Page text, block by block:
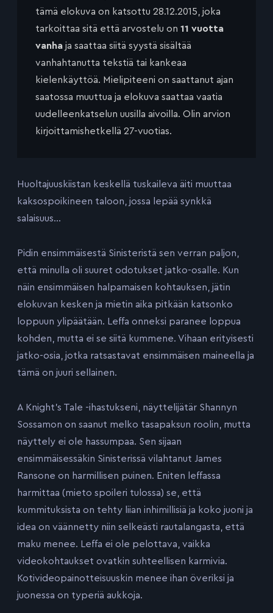
tämä elokuva on katsottu 28.12.2015, joka
tarkoittaa sitä että arvostelu on 11 vuotta
vanha ja saattaa siitä syystä sisältää
vanhahtanutta tekstiä tai kankeaa
kielenkäyttöä. Mielipiteeni on saattanut ajan
saatossa muuttua ja elokuva saattaa vaatia
uudelleenkatselun uusilla aivoilla. Olin arvion
kirjoittamishetkellä 27-vuotias.
Huoltajuuskiistan keskellä tuskaileva äiti muuttaa
kaksospoikineen taloon, jossa lepää synkkä
salaisuus…
Pidin ensimmäisestä Sinisteristä sen verran paljon,
että minulla oli suuret odotukset jatko-osalle. Kun
näin ensimmäisen halpamaisen kohtauksen, jätin
elokuvan kesken ja mietin aika pitkään katsonko
loppuun ylipäätään. Leffa onneksi paranee loppua
kohden, mutta ei se siitä kummene. Vihaan erityisesti
jatko-osia, jotka ratsastavat ensimmäisen maineella ja
tämä on juuri sellainen.
A Knight’s Tale -ihastukseni, näyttelijätär Shannyn
Sossamon on saanut melko tasapaksun roolin, mutta
näyttely ei ole hassumpaa. Sen sijaan
ensimmäisessäkin Sinisterissä vilahtanut James
Ransone on harmillisen puinen. Eniten leffassa
harmittaa (mieto spoileri tulossa) se, että
kummituksista on tehty liian inhimillisiä ja koko juoni ja
idea on väännetty niin selkeästi rautalangasta, että
maku menee. Leffa ei ole pelottava, vaikka
videokohtaukset ovatkin suhteellisen karmivia.
Kotivideopainotteisuuskin menee ihan överiksi ja
juonessa on typeriä aukkoja.